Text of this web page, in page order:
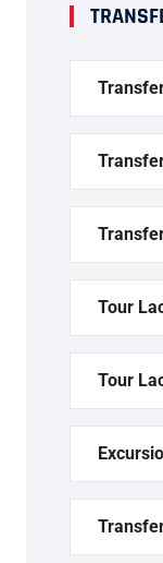
Tour
Tour